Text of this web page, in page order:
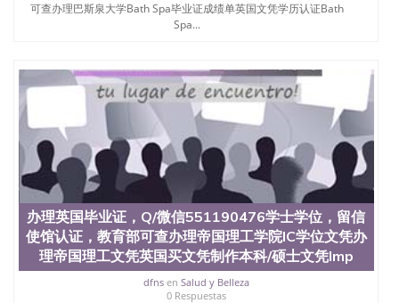
可查办理巴斯泉大学Bath Spa毕业证成绩单英国文凭学历认证Bath
Spa...
办理英国毕业证，Q/微信551190476学士学位，留信
使馆认证，教育部可查办理帝国理工学院IC学位文凭办
理帝国理工文凭英国买文凭制作本科/硕士文凭Imp
dfnsen Salud y Belleza
0 Respuestas